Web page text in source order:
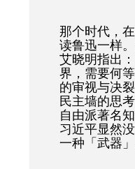
那个时代，
读鲁迅一样
艾晓明指出
界，需要何
的审视与决
民主墙的思
自由派著名
习近平显然
一种「武器」